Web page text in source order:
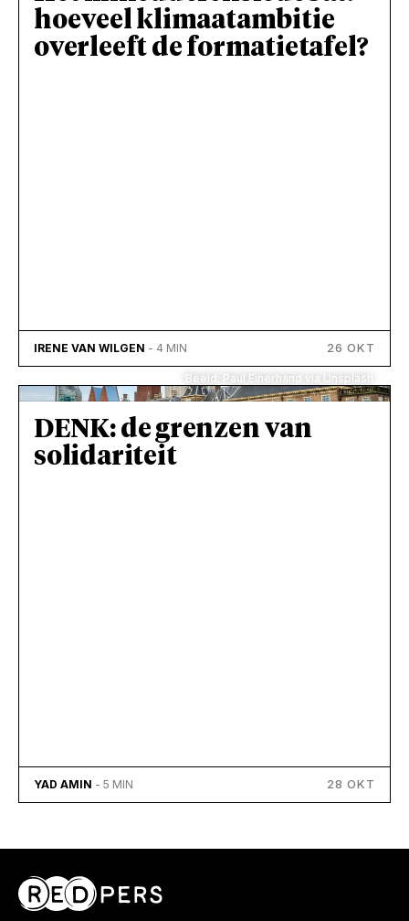
hoeveel klimaatambitie
overleeft de formatietafel?
IRENE VAN WILGEN - 4 MIN 26 OKT
Beeld: Paul Einerhand via Unsplash
DENK: de grenzen van
solidariteit
YAD AMIN - 5 MIN 28 OKT